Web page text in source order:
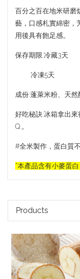
百分之百在地米研磨
藝，口感札實綿密，
用後具有飽足感。
保存期限:冷藏3天
冷凍5天
成份:蓬萊米粉、天
好吃秘訣:冰箱拿出
Q.。
#全米製作，蛋白質
*本產品含有小麥蛋
Products